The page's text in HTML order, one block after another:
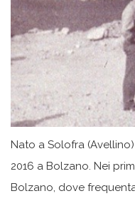
Nato a Solofra
2016 a Bolzano. Nei
Bolzano, dove